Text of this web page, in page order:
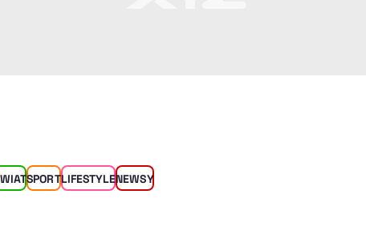
SPORTLIFESTYLENEWSY